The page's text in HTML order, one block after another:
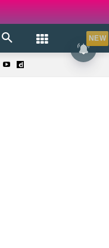
NEW